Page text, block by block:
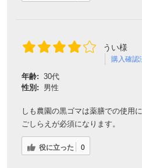
うい様
購入確認
年齢: 30代
性別:
男性
しも農園の黒ゴマは薬膳での使用
ごしらえが必須になります。
役に立った 0